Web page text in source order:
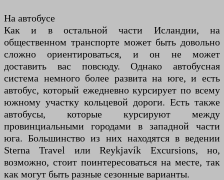
На автобусе
Как и в остальной части Исландии, на
общественном транспорте может быть довольно
сложно ориентироваться, и он не может
доставить вас повсюду. Однако автобусная
система немного более развита на юге, и есть
автобус, который ежедневно курсирует по всему
южному участку кольцевой дороги. Есть также
автобусы, которые курсируют между
провинциальными городами в западной части
юга. Большинство из них находятся в ведении
Sterna Travel или Reykjavík Excursions, но,
возможно, стоит поинтересоваться на месте, так
как могут быть разные сезонные варианты.